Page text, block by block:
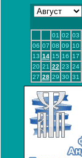
01 02 03
06 07 08 09 10
13 14 15 16 17
20 21 22 23 24
27 28 29 30 31